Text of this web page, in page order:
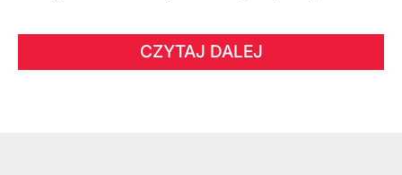
CZYTAJ DALEJ